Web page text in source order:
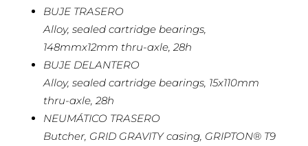
BUJE TRASERO
Alloy, sealed cartridge bearings,
148mmx12mm thru-axle, 28h
BUJE DELANTERO
Alloy, sealed cartridge bearings, 15x110mm
thru-axle, 28h
NEUMÁTICO TRASERO
Butcher, GRID GRAVITY casing, GRIPTON® T9